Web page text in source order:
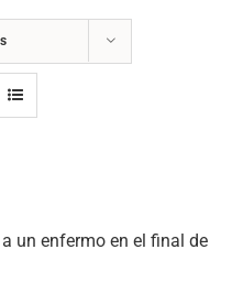
un enfermo en el final de